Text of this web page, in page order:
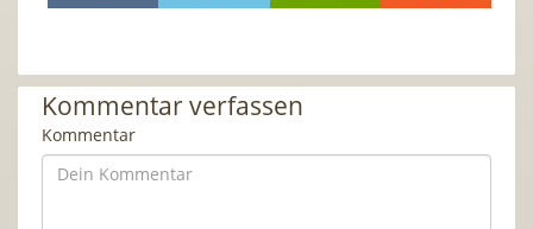
Kommentar verfassen
Kommentar